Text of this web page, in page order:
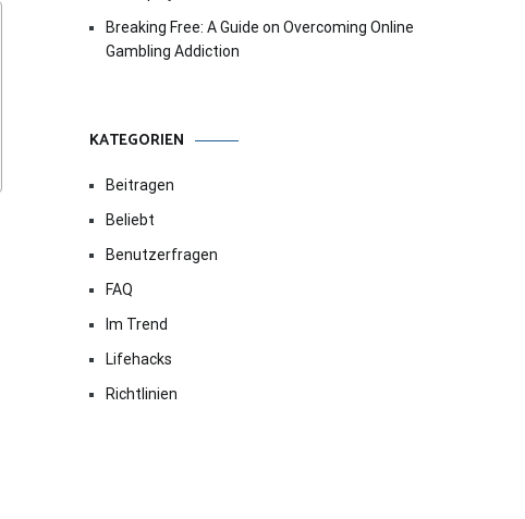
Breaking Free: A Guide on Overcoming Online
Gambling Addiction
KATEGORIEN
Beitragen
Beliebt
Benutzerfragen
FAQ
Im Trend
Lifehacks
Richtlinien